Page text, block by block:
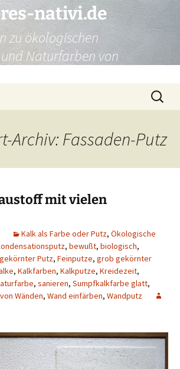
nativi.de
zu ökologischen
Naturfarben von
Suchen
nach:
Archiv: Fassaden-Putz
mit vielen
Kalk als Farbe oder Putz, Ökologische
, bewußt, biologisch,
Putz, Feinputze, grob gekörnter
, Kalkfarben, Kalkputze, Kreidezeit,
, sanieren, Sumpfkalkfarbe glatt,
Wänden, Wand einfärben, Wandputz